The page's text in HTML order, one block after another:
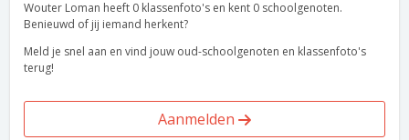
Wouter Loman heeft 0 klassenfoto's en kent 0 schoolgenoten.
Benieuwd of jij iemand herkent?
Meld je snel aan en vind jouw oud-schoolgenoten en klassenfoto's
terug!
Aanmelden